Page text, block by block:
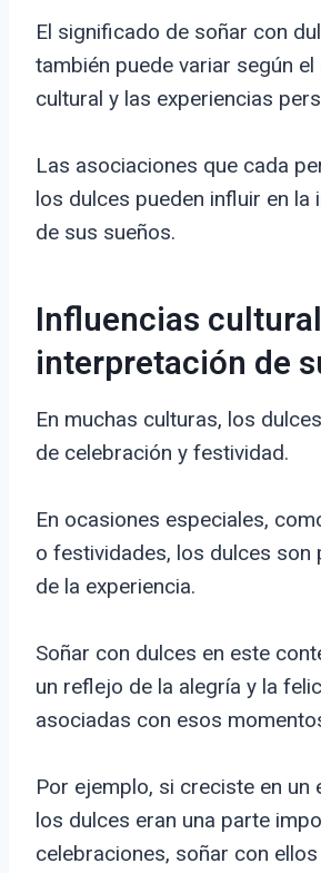
El significado de soñar con
también puede variar según
cultural y las experiencias
Las asociaciones que cada
los dulces pueden influir en la
de sus sueños.
Influencias
interpretación de
En muchas culturas, los
de celebración y festividad.
En ocasiones especiales,
o festividades, los dulces son
de la experiencia.
Soñar con dulces en este
un reflejo de la alegría y la
asociadas con esos
Por ejemplo, si creciste en un
los dulces eran una parte
celebraciones, soñar con